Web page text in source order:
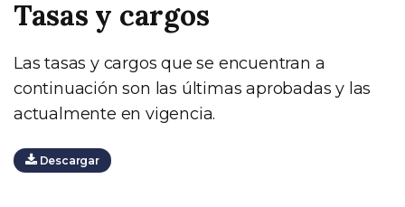
Tasas y cargos
Las tasas y cargos que se encuentran a
continuación son las últimas aprobadas y las
actualmente en vigencia.
Descargar